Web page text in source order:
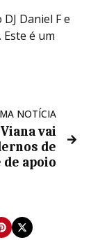
Daniel F e
é um
NOTÍCIA
vai
de
apoio